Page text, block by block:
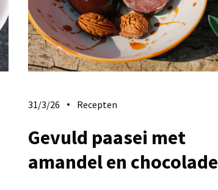
31/3/26 Recepten
Gevuld paasei met
amandel en chocolade